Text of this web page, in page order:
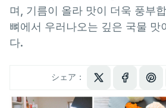
며, 기름이 올라 맛이 더욱 풍부
뼈에서 우러나오는 깊은 국물 맛
다.
シェア：